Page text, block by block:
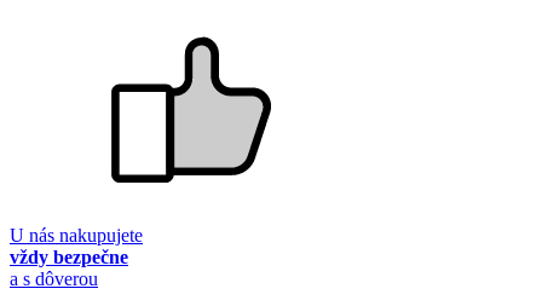
U nás nakupujete
vždy bezpečne
a s dôverou